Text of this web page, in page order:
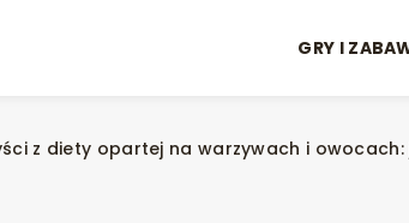
GRY I
z diety opartej na warzywach i